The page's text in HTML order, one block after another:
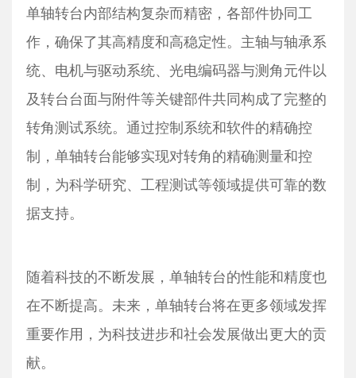
单轴转台内部结构复杂而精密，各部件协同工
作，确保了其高精度和高稳定性。主轴与轴承系
统、电机与驱动系统、光电编码器与测角元件以
及转台台面与附件等关键部件共同构成了完整的
转角测试系统。通过控制系统和软件的精确控
制，单轴转台能够实现对转角的精确测量和控
制，为科学研究、工程测试等领域提供可靠的数
据支持。
随着科技的不断发展，单轴转台的性能和精度也
在不断提高。未来，单轴转台将在更多领域发挥
重要作用，为科技进步和社会发展做出更大的贡
献。